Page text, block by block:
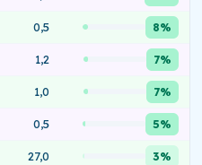
0,5 8%
1,2 7%
1,0 7%
0,5 5%
27,0 3%